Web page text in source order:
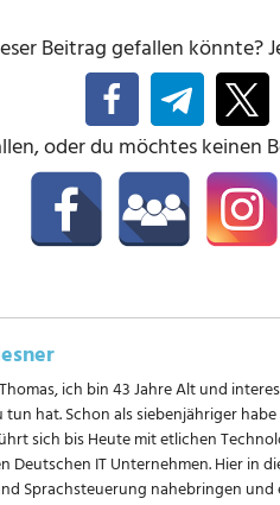
Beitrag gefallen könnte?
oder du möchtes keinen
ich bin 43 Jahre Alt und
hat. Schon als siebenjähriger
sich bis Heute mit etlichen
Deutschen IT Unternehmen. Hier in
Sprachsteuerung nahebringen